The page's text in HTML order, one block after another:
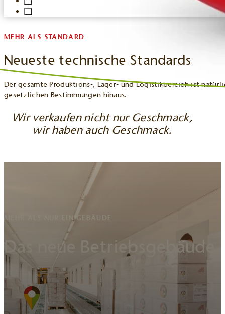
Neueste technische Standards
MEHR ALS STANDARD
Der gesamte Produktions-, Lager- und Logistikbereich ist
gesetzlichen Bestimmungen hinaus.
Wir verkaufen nicht nur Geschmack,
wir haben auch Geschmack.
Das neue Betriebsgebäude
MEHR ALS NUR EIN GEBÄUDE